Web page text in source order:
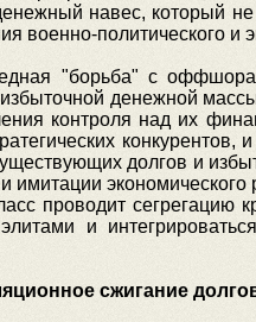
навес, который
военно-политического и
"борьба" с
денежной
контроля над их
долгов и
имитации экономического
проводит сегрегацию
и
сжигание